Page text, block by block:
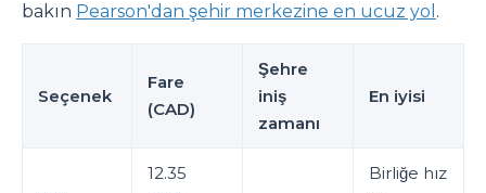
bakın Pearson'dan şehir merkezine en ucuz yol .
Seçenek
Fare
(CAD)
Şehre
iniş
zamanı
En iyisi
12.35
Birliğe hız